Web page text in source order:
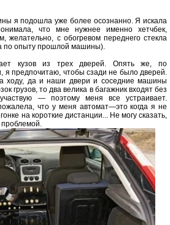
я подошла уже более осознанно. Я искала
что мне нужнее именно хетчбек,
желательно, с обогревом переднего стекла
по опыту прошлой машины).
кузов из трех дверей. Опять же, по
я предпочитаю, чтобы сзади не было дверей.
ходу, да и наши двери и соседние машины
грузов, то два велика в багажник входят без
— поэтому меня все устраивает.
что у меня автомат—это когда я не
на короткие дистанции... Не могу сказать,
проблемой.